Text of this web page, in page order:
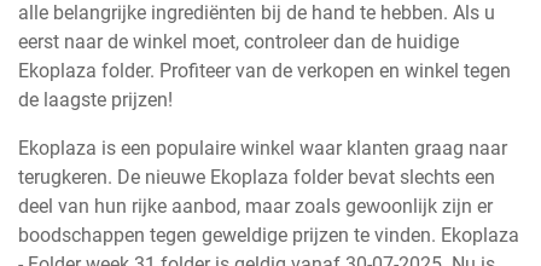
alle belangrijke ingrediënten bij de hand te hebben. Als u
eerst naar de winkel moet, controleer dan de huidige
Ekoplaza folder. Profiteer van de verkopen en winkel tegen
de laagste prijzen!
Ekoplaza is een populaire winkel waar klanten graag naar
terugkeren. De nieuwe Ekoplaza folder bevat slechts een
deel van hun rijke aanbod, maar zoals gewoonlijk zijn er
boodschappen tegen geweldige prijzen te vinden. Ekoplaza